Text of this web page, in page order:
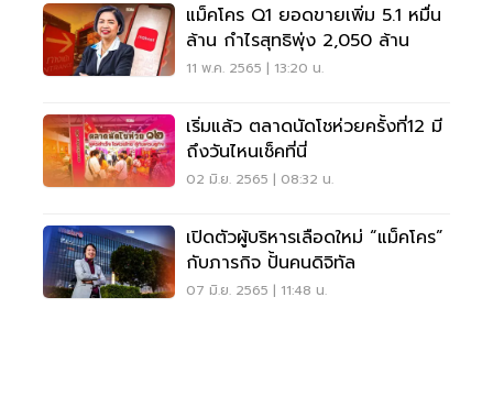
แม็คโคร Q1 ยอดขายเพิ่ม 5.1 หมื่น
ล้าน กำไรสุทธิพุ่ง 2,050 ล้าน
11 พ.ค. 2565 | 13:20 น.
เริ่มแล้ว ตลาดนัดโชห่วยครั้งที่12 มี
ถึงวันไหนเช็คที่นี่
02 มิ.ย. 2565 | 08:32 น.
เปิดตัวผู้บริหารเลือดใหม่ “แม็คโคร”
กับภารกิจ ปั้นคนดิจิทัล
07 มิ.ย. 2565 | 11:48 น.